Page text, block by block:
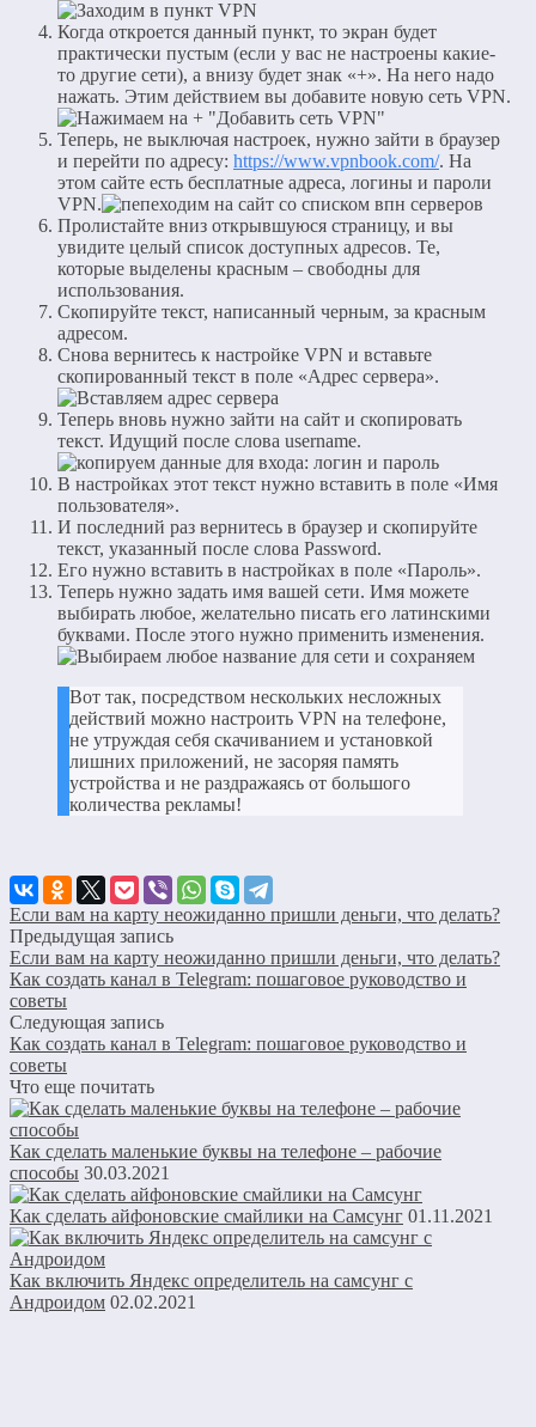
Когда откроется данный пункт, то экран будет
практически пустым (если у вас не настроены какие-
то другие сети), а внизу будет знак «+». На него надо
нажать. Этим действием вы добавите новую сеть VPN.
Теперь, не выключая настроек, нужно зайти в браузер
и перейти по адресу: https://www.vpnbook.com/​. На
этом сайте есть бесплатные адреса, логины и пароли
VPN.
Пролистайте вниз открывшуюся страницу, и вы
увидите целый список доступных адресов. Те,
которые выделены красным – свободны для
использования.
Скопируйте текст, написанный черным, за красным
адресом.
Снова вернитесь к настройке VPN и вставьте
скопированный текст в поле «Адрес сервера».
Теперь вновь нужно зайти на сайт и скопировать
текст. Идущий после слова username.
В настройках этот текст нужно вставить в поле «Имя
пользователя».
И последний раз вернитесь в браузер и скопируйте
текст, указанный после слова Password.
Его нужно вставить в настройках в поле «Пароль».
Теперь нужно задать имя вашей сети. Имя можете
выбирать любое, желательно писать его латинскими
буквами. После этого нужно применить изменения.
Вот так, посредством нескольких несложных
действий можно настроить VPN на телефоне,
не утруждая себя скачиванием и установкой
лишних приложений, не засоряя память
устройства и не раздражаясь от большого
количества рекламы!
Если вам на карту неожиданно пришли деньги, что делать?
Предыдущая запись
Если вам на карту неожиданно пришли деньги, что делать?
Как создать канал в Telegram: пошаговое руководство и
советы
Следующая запись
Как создать канал в Telegram: пошаговое руководство и
советы
Что еще почитать
Как сделать маленькие буквы на телефоне – рабочие
способы 30.03.2021
Как сделать айфоновские смайлики на Самсунг 01.11.2021
Как включить Яндекс определитель на самсунг с
Андроидом 02.02.2021